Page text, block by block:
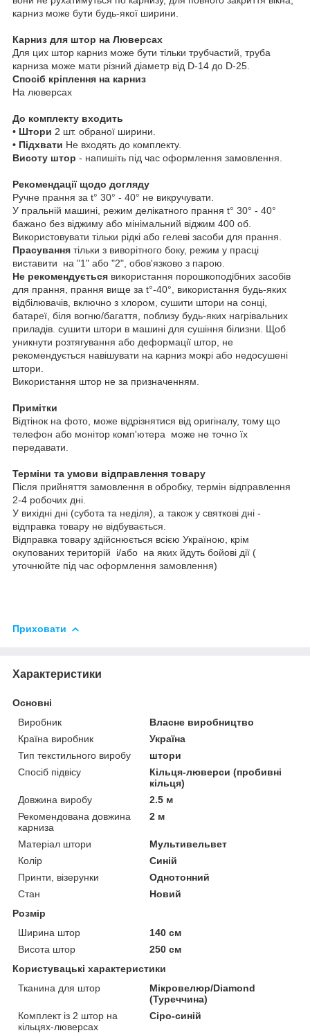
карниз може бути будь-якої ширини.
Карниз для штор на Люверсах
Для цих штор карниз може бути тільки трубчастий, труба
карниза може мати різний діаметр від D-14 до D-25.
Спосіб кріплення на карниз
На люверсах
До комплекту входить
• Штори 2 шт. обраної ширини.
• Підхвати Не входять до комплекту.
Висоту штор - напишіть під час оформлення замовлення.
Рекомендації щодо догляду
Ручне прання за t° 30° - 40° не викручувати.
У пральній машині, режим делікатного прання t° 30° - 40°
бажано без віджиму або мінімальний віджим 400 об.
Використовувати тільки рідкі або гелеві засоби для прання.
Прасування тільки з виворітного боку, режим у прасці
виставити на "1" або "2", обов'язково з парою.
Не рекомендується використання порошкоподібних засобів
для прання, прання вище за t°-40°, використання будь-яких
відбілювачів, включно з хлором, сушити штори на сонці,
батареї, біля вогню/багаття, поблизу будь-яких нагрівальних
приладів. сушити штори в машині для сушіння білизни. Щоб
уникнути розтягування або деформації штор, не
рекомендується навішувати на карниз мокрі або недосушені
штори.
Використання штор не за призначенням.
Примітки
Відтінок на фото, може відрізнятися від оригіналу, тому що
телефон або монітор комп'ютера може не точно їх
передавати.
Терміни та умови відправлення товару
Після прийняття замовлення в обробку, термін відправлення
2-4 робочих дні.
У вихідні дні (субота та неділя), а також у святкові дні -
відправка товару не відбувається.
Відправка товару здійснюється всією Україною, крім
окупованих територій і/або на яких йдуть бойові дії (
уточнюйте під час оформлення замовлення)
Приховати
Характеристики
Основні
Виробник
Власне виробництво
Країна виробник
Україна
Тип текстильного виробу
штори
Спосіб підвісу
Кільця-люверси (пробивні
кільця)
Довжина виробу
2.5 м
Рекомендована довжина
карниза
2 м
Матеріал штори
Мультивельвет
Колір
Синій
Принти, візерунки
Однотонний
Стан
Новий
Розмір
Ширина штор
140 см
Висота штор
250 см
Користувацькі характеристики
Тканина для штор
Мікровелюр/Diamond
(Туреччина)
Комплект із 2 штор на
кільцях-люверсах
Сіро-синій